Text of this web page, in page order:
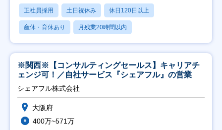
正社員採用 土日祝休み 休日120日以上
産休・育休あり 月残業20時間以内
※関西※【コンサルティングセールス】キャリアチ
ェンジ可！／自社サービス『シェアフル』の営業
シェアフル株式会社
大阪府
400万~571万